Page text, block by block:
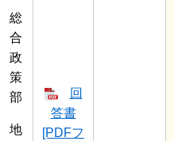
総
合
政
策
部
地
回
答書
[PDFフ